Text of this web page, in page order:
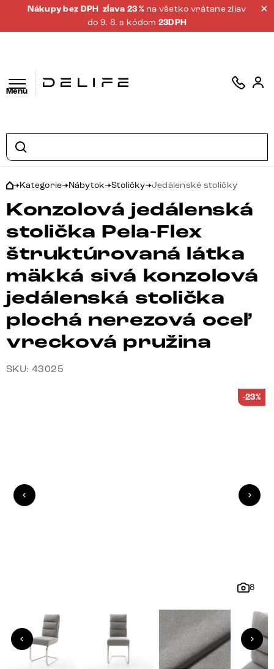
Nákupy bez DPH zĺava 23 % na všetko vrátane zliav
do 9. 8. s kódom 23DPH
Menu
Kategorie Nábytok Stoličky Jedálenské stoličky
Konzolová jedálenská
stolička Pela-Flex
štruktúrovaná látka
mäkká sivá konzolová
jedálenská stolička
plochá nerezová oceľ
vrecková pružina
SKU: 43025
8
-23%